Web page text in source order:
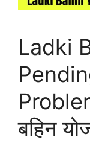
Ladki
बहिन